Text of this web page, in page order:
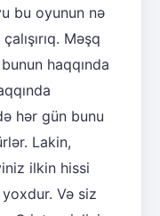
bu oyunun nə
Məşq
haqqında
hər gün bunu
Lakin,
ilkin hissi
Və siz